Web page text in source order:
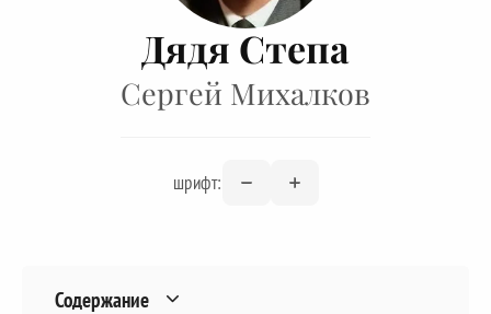
Дядя Степа
Сергей Михалков
шрифт:
Содержание